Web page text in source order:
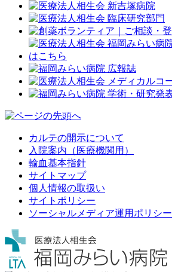
カルテの開示について
入院案内（医療機関用）
輸血基本指針
サイトマップ
個人情報の取扱い
サイトポリシー
ソーシャルメディア運用ポリシー